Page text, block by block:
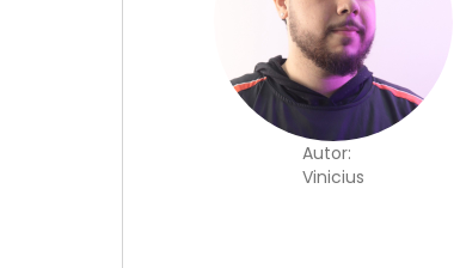
Autor:
Vinicius